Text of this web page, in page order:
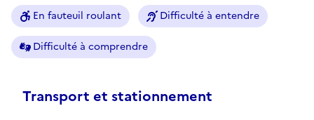
En fauteuil roulant Difficulté à entendre
Difficulté à comprendre
Transport et stationnement